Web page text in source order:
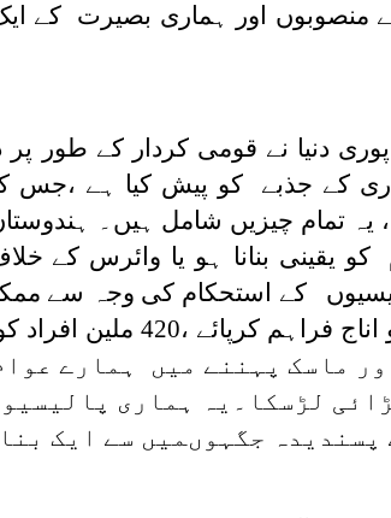
اور ہماری بصیرت کے
نے قومی کردار کے طور پر
کے جذبے کو پیش کیا ہے ،جس
تمام چیزیں شامل ہیں۔
یقینی بنانا ہو یا وائرس کے
کے استحکام کی وجہ سے
ہمارے نظاموں کی طاقت کا ہی نتیجہ ہے کہ ہم
ماسک پہننے میں ہمارے
لڑسکا۔یہ ہماری
جگہوںمیں سے ایک